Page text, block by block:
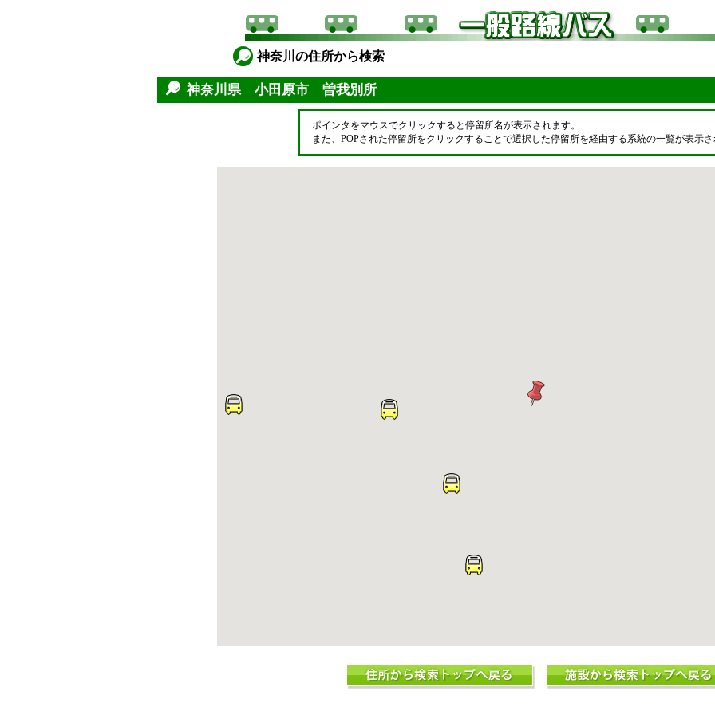
神奈川の住所から検索
神奈川県 小田原市 曽我別所
ポインタをマウスでクリックすると停留所名が表示されます。
また、POPされた停留所をクリックすることで選択した停留所を経由する系統の一覧が表示